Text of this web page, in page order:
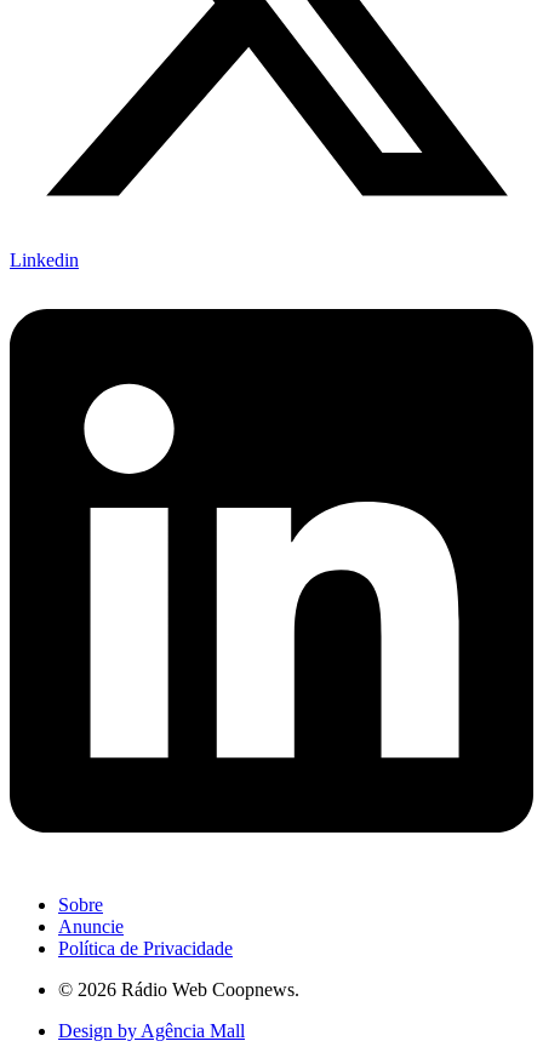
Linkedin
Sobre
Anuncie
Política de Privacidade
© 2026 Rádio Web Coopnews.
Design by Agência Mall